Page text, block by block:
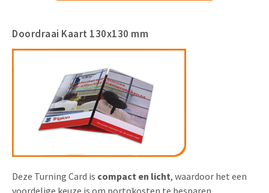
Doordraai Kaart 130x130 mm
Deze Turning Card is compact en licht, waardoor het een
voordelige keuze is om portokosten te besparen.